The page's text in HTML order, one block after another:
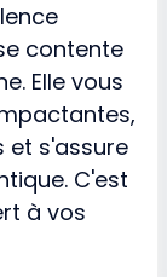
contente
Elle vous
et s'assure
C'est
à vos